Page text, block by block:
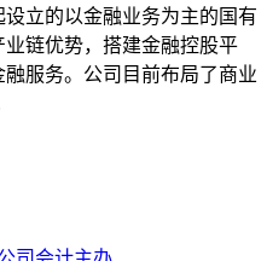
立的以金融业务为主的国有
链优势，搭建金融控股平
服务。公司目前布局了商业